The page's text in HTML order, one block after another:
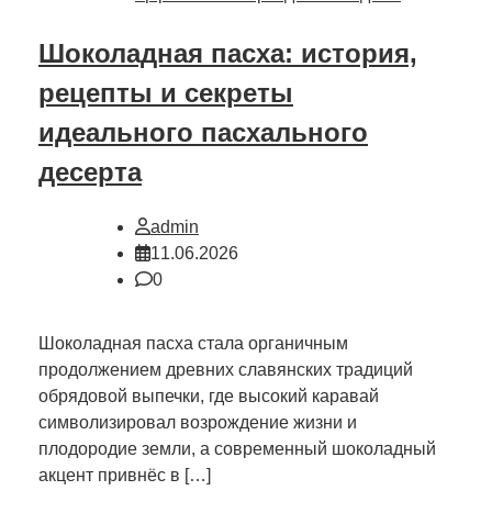
Шоколадная пасха: история,
рецепты и секреты
идеального пасхального
десерта
admin
11.06.2026
0
Шоколадная пасха стала органичным
продолжением древних славянских традиций
обрядовой выпечки, где высокий каравай
символизировал возрождение жизни и
плодородие земли, а современный шоколадный
акцент привнёс в […]